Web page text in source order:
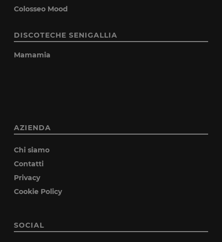
Colosseo Mood
DISCOTECHE SENIGALLIA
Mamamia
AZIENDA
Chi siamo
Contatti
Privacy
Cookie Policy
SOCIAL